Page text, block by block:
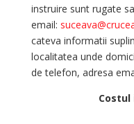
instruire sunt rugate
email:
cateva informatii
localitatea unde
de telefon, adresa